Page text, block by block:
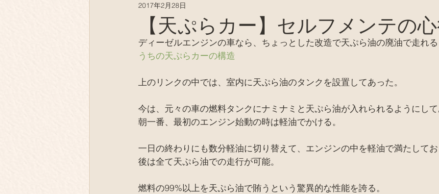
もらいもの
薪の陶芸 テント芝居 バイオトイレ ピザ窯、カマド、窯関係 セミナー
オフグリッド、EV 同士 お店 廃材天国TV 採集 田舎暮らし
IT、デジタル 取材
【天ぷらカー】セルフメンテの
2017年2月28日
ディーゼルエンジンの車なら、ちょっとした改造で天ぷら油の廃油で走れ
うちの天ぷらカーの構造
上のリンクの中では、室内に天ぷら油のタンクを設置してあった。
今は、元々の車の燃料タンクにナミナミと天ぷら油が入れられるようにし
朝一番、最初のエンジン始動の時は軽油でかける。
一日の終わりにも数分軽油に切り替えて、エンジンの中を軽油で満たして
後は全て天ぷら油での走行が可能。
燃料の99%以上を天ぷら油で賄うという驚異的な性能を誇る。